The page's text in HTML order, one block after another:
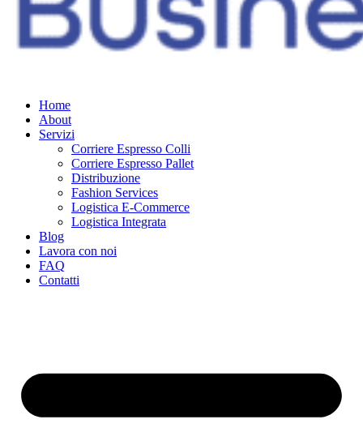
Home
About
Servizi
Corriere Espresso Colli
Corriere Espresso Pallet
Distribuzione
Fashion Services
Logistica E-Commerce
Logistica Integrata
Blog
Lavora con noi
FAQ
Contatti